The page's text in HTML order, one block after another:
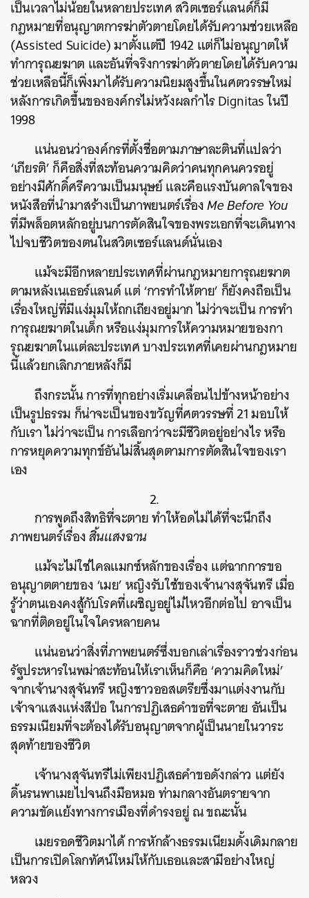
เป็นเวลาไม่น้อยในหลายประเทศ สวิตเซอร์แลนด์ก็มี
กฎหมายที่อนุญาตการฆ่าตัวตายโดยได้รับความช่วยเหลือ
(Assisted Suicide) มาตั้งแต่ปี 1942 แต่ก็ไม่อนุญาตให้
ทำการุณยฆาต และอันที่จริงการฆ่าตัวตายโดยได้รับความ
ช่วยเหลือนี้ก็เพิ่งมาได้รับความนิยมสูงขึ้นในศตวรรษใหม่
หลังการเกิดขึ้นขององค์กรไม่หวังผลกำไร Dignitas ในปี
1998
แน่นอนว่าองค์กรที่ตั้งชื่อตามภาษาละตินที่แปลว่า
‘เกียรติ’ ก็คือสิ่งที่สะท้อนความคิดว่าคนทุกคนควรอยู่
อย่างมีศักดิ์ศรีความเป็นมนุษย์ และคือแรงบันดาลใจของ
หนังสือที่นำมาสร้างเป็นภาพยนตร์เรื่องMe Before You
ที่มีพล็อตหลักอยู่บนการตัดสินใจของพระเอกที่จะเดินทาง
ไปจบชีวิตของตนในสวิตเซอร์แลนด์นั่นเอง
แม้จะมีอีกหลายประเทศที่ผ่านกฎหมายการุณยฆาต
ตามหลังเนเธอร์แลนด์ แต่ ‘การทำให้ตาย’ ก็ยังคงถือเป็น
เรื่องใหญ่ที่มีแง่มุมให้ถกเถียงอยู่มาก ไม่ว่าจะเป็น การทำ
การุณยฆาตในเด็ก หรือแง่มุมการให้ความหมายของกา
รุณยฆาตในแต่ละประเทศ บางประเทศที่เคยผ่านกฎหมาย
นี้แล้วยกเลิกภายหลังก็มี
ถึงกระนั้น การที่ทุกอย่างเริ่มเคลื่อนไปข้างหน้าอย่าง
เป็นรูปธรรม ก็น่าจะเป็นของขวัญที่ศตวรรษที่ 21 มอบให้
กับเรา ไม่ว่าจะเป็น การเลือกว่าจะมีชีวิตอยู่อย่างไร หรือ
การหยุดความทุกข์อันไม่สิ้นสุดตามการตัดสินใจของเรา
เอง
2.
การพูดถึงสิทธิที่จะตาย ทำให้อดไม่ได้ที่จะนึกถึง
ภาพยนตร์เรื่องสิ้นแสงฉาน
แม้จะไม่ใช่ไคลแมกซ์หลักของเรื่อง แต่ฉากการขอ
อนุญาตตายของ ‘เมย’ หญิงรับใช้ของเจ้านางสุจันทรี เมื่อ
รู้ว่าตนเองคงสู้กับโรคที่เผชิญอยู่ไม่ไหวอีกต่อไป อาจเป็น
ฉากที่ติดอยู่ในใจใครหลายคน
แน่นอนว่าสิ่งที่ภาพยนตร์ซึ่งบอกเล่าเรื่องราวช่วงก่อน
รัฐประหารในพม่าสะท้อนให้เราเห็นก็คือ ‘ความคิดใหม่’
จากเจ้านางสุจันทรี หญิงชาวออสเตรียซึ่งมาแต่งงานกับ
เจ้าจาแสงแห่งสีป่อ ในการปฏิเสธคำขอที่จะตาย อันเป็น
ธรรมเนียมที่จะต้องได้รับอนุญาตจากผู้เป็นนายในวาระ
สุดท้ายของชีวิต
เจ้านางสุจันทรีไม่เพียงปฏิเสธคำขอดังกล่าว แต่ยัง
ดิ้นรนพาเมยไปจนถึงมือหมอ ท่ามกลางอันตรายจาก
ความขัดแย้งทางการเมืองที่ดำรงอยู่ ณ ขณะนั้น
เมยรอดชีวิตมาได้ การหักล้างธรรมเนียมดั้งเดิมกลาย
เป็นการเปิดโลกทัศน์ใหม่ให้กับเธอและสามีอย่างใหญ่
หลวง